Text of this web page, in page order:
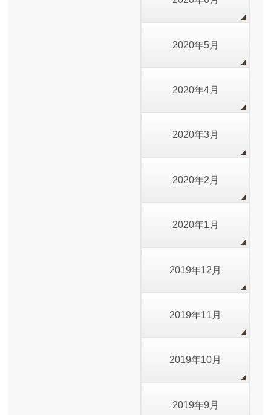
2020年5月
2020年4月
2020年3月
2020年2月
2020年1月
2019年12月
2019年11月
2019年10月
2019年9月